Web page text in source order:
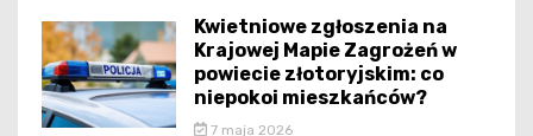
Kwietniowe zgłoszenia na
Krajowej Mapie Zagrożeń w
powiecie złotoryjskim: co
niepokoi mieszkańców?
7 maja 2026